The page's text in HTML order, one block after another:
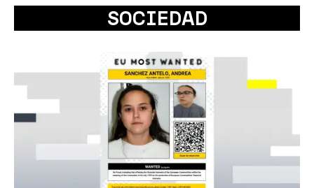
SOCIEDAD